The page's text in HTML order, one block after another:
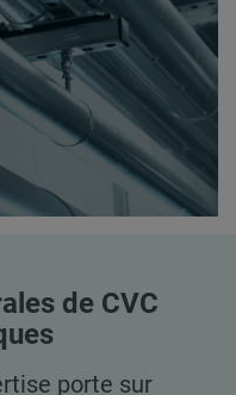
de CVC
porte sur